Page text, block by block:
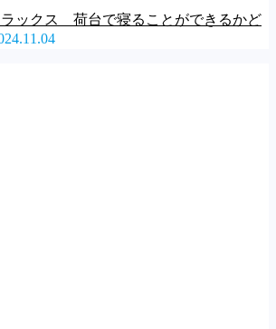
ラックス 荷台で寝ることができるかど